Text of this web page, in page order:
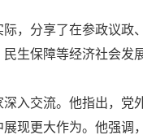
，分享了在参政议
生保障等经济社会
入交流。他指出，
现更大作为。他强